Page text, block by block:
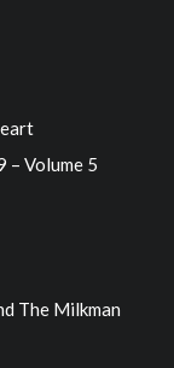
– Volume 5
The Milkman